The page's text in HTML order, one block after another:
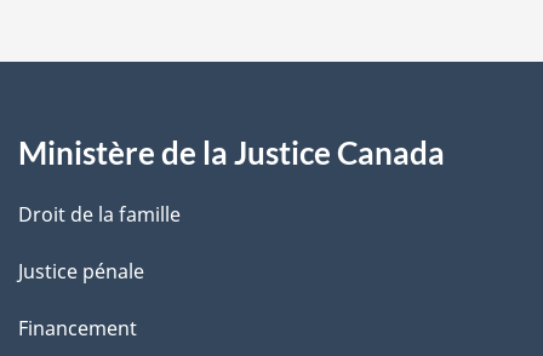
a
e
Ministère de la Justice Canada
Droit de la famille
Justice pénale
Financement